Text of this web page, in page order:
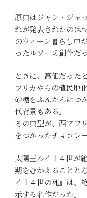
原典はジャン・ジャ
れが発表されたのは
のウィーン暮らし中
ったルソーの創作だ
ときに、高価だった
フリカやらの植民地
砂糖をふんだんにつ
代背景もある。
その典型が、西アフ
をつかったチョコレ
太陽王ルイ１４世が
期をむかえることと
イ１４世の死』 は、
示する名作だった。